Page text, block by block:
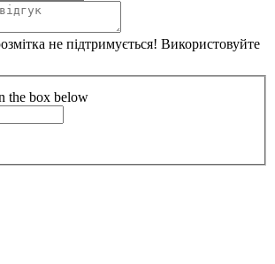
не підтримується! Використовуйте
the box below